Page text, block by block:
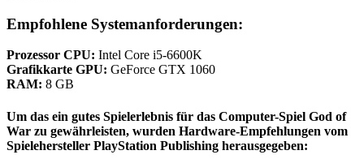
Empfohlene Systemanforderungen:
Prozessor CPU: Intel Core i5-6600K
Grafikkarte GPU: GeForce GTX 1060
RAM: 8 GB
Um das ein gutes Spielerlebnis für das Computer-Spiel God of
War zu gewährleisten, wurden Hardware-Empfehlungen vom
Spielehersteller PlayStation Publishing herausgegeben: